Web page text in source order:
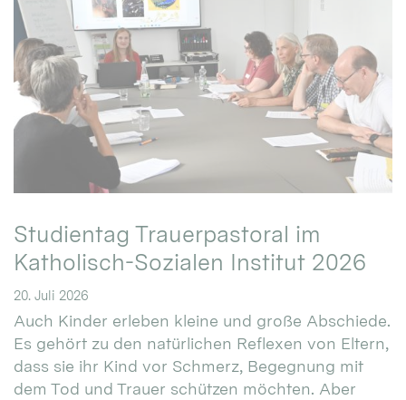
Studientag Trauerpastoral im
Katholisch-Sozialen Institut 2026
20. Juli 2026
Auch Kinder erleben kleine und große Abschiede.
Es gehört zu den natürlichen Reflexen von Eltern,
dass sie ihr Kind vor Schmerz, Begegnung mit
dem Tod und Trauer schützen möchten. Aber